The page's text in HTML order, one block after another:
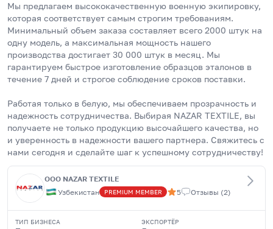
Мы предлагаем высококачественную военную экипировку,
которая соответствует самым строгим требованиям.
Минимальный объем заказа составляет всего 2000 штук на
одну модель, а максимальная мощность нашего
производства достигает 30 000 штук в месяц. Мы
гарантируем быстрое изготовление образцов эталонов в
течение 7 дней и строгое соблюдение сроков поставки.
Работая только в белую, мы обеспечиваем прозрачность и
надежность сотрудничества. Выбирая NAZAR TEXTILE, вы
получаете не только продукцию высочайшего качества, но
и уверенность в надежности вашего партнера. Свяжитесь с
нами сегодня и сделайте шаг к успешному сотрудничеству!
OOO NAZAR TEXTILE
Узбекистан
PREMIUM MEMBER 5 Отзывы (2)
ТИП БИЗНЕСА ЭКСПОРТЁР